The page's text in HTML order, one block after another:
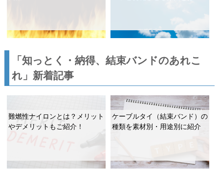
「知っとく・納得、結束バンドのあれこ
れ」新着記事
難燃性ナイロンとは？メリット
やデメリットもご紹介！
ケーブルタイ（結束バンド）の
種類を素材別・用途別に紹介